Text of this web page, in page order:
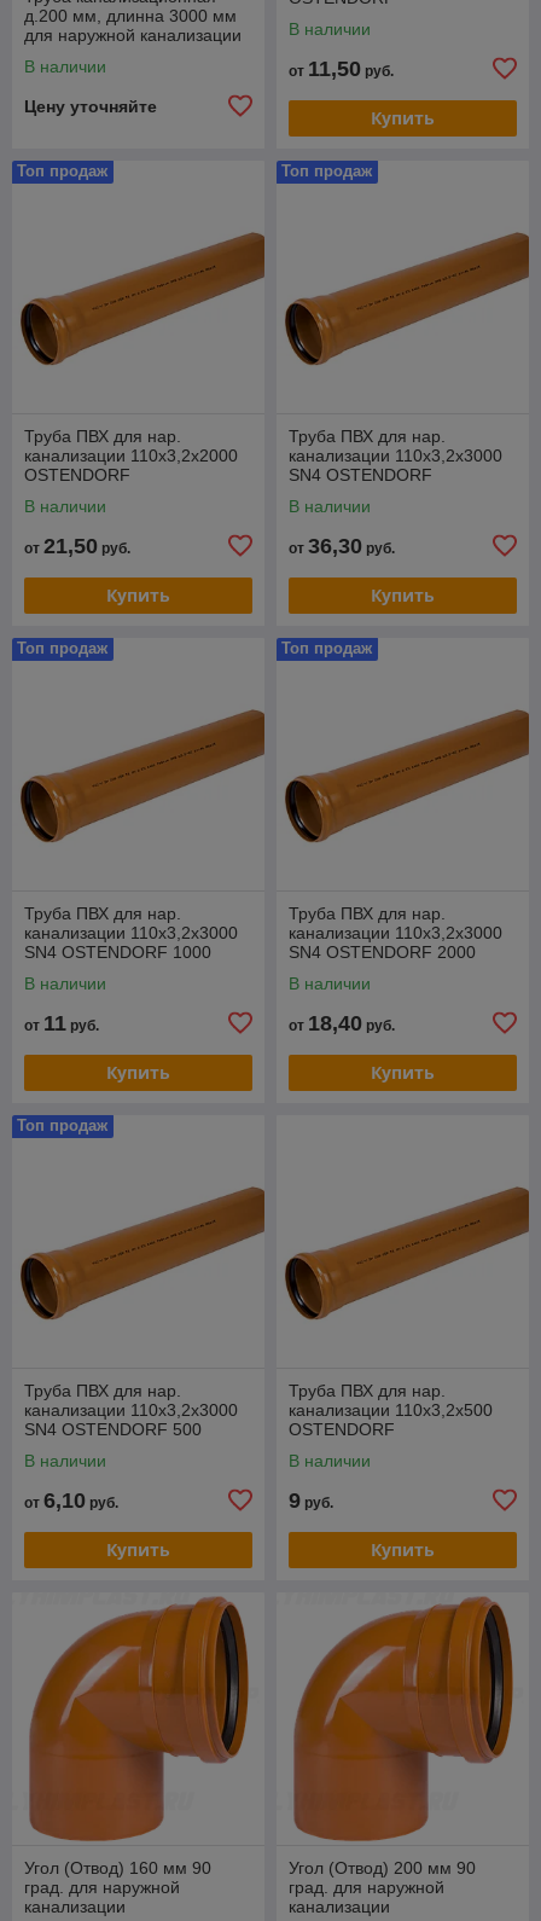
д.200 мм, длинна 3000 мм
для наружной канализации
В наличии
Цену уточняйте
В наличии
от 11,50 руб.
Купить
Топ продаж
Труба ПВХ для нар.
канализации 110х3,2х2000
OSTENDORF
В наличии
от 21,50 руб.
Купить
Топ продаж
Труба ПВХ для нар.
канализации 110х3,2х3000
SN4 OSTENDORF
В наличии
от 36,30 руб.
Купить
Топ продаж
Труба ПВХ для нар.
канализации 110х3,2х3000
SN4 OSTENDORF 1000
В наличии
от 11 руб.
Купить
Топ продаж
Труба ПВХ для нар.
канализации 110х3,2х3000
SN4 OSTENDORF 2000
В наличии
от 18,40 руб.
Купить
Топ продаж
Труба ПВХ для нар.
канализации 110х3,2х3000
SN4 OSTENDORF 500
В наличии
от 6,10 руб.
Купить
Труба ПВХ для нар.
канализации 110х3,2х500
OSTENDORF
В наличии
9 руб.
Купить
Угол (Отвод) 160 мм 90
град. для наружной
канализации
Угол (Отвод) 200 мм 90
град. для наружной
канализации